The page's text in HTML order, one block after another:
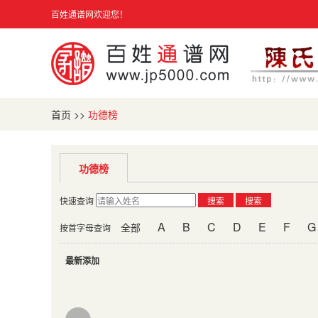
百姓通谱网欢迎您！
首页 >> 功德榜
功德榜
快速查询 搜索 搜索
按首字母查询 全部 A B C D E F G
最新添加